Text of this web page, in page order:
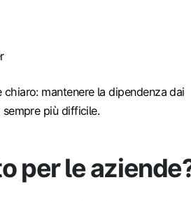
mantenere la dipendenza dai
più difficile.
per le